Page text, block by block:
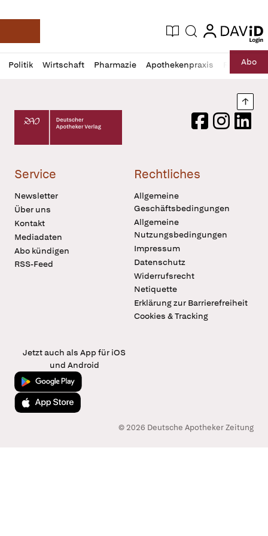
Deutsche Apotheker Zeitung
Aktuelle Ausgabe
Suche login
login
Politik Wirtschaft Pharmazie Apothekenpraxis RechtAbo
Profil
öffnen
Daz
Pur
Deutscher Apotheker Verlag Logo
FacebookInstagram
Service
Newsletter
Über uns
Kontakt
Mediadaten
Abo kündigen
RSS-Feed
Rechtliches
Allgemeine
Geschäftsbedingungen
Allgemeine
Nutzungsbedingungen
Impressum
Datenschutz
Widerrufsrecht
Netiquette
Erklärung zur Barrierefreiheit
Cookies & Tracking
Jetzt auch als App für iOS
und Android
Jetzt bei Google Play
Laden im App Store
© 2026 Deutsche Apotheker Zeitung